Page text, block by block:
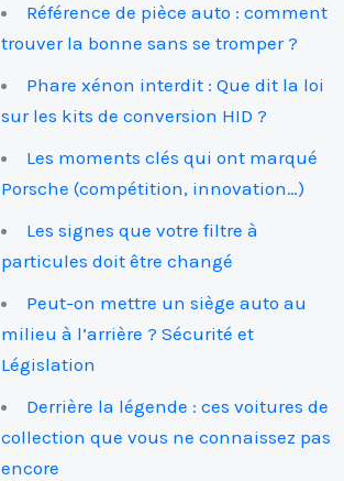
Référence de pièce auto : comment
trouver la bonne sans se tromper ?
Phare xénon interdit : Que dit la loi
sur les kits de conversion HID ?
Les moments clés qui ont marqué
Porsche (compétition, innovation…)
Les signes que votre filtre à
particules doit être changé
Peut-on mettre un siège auto au
milieu à l’arrière ? Sécurité et
Législation
Derrière la légende : ces voitures de
collection que vous ne connaissez pas
encore